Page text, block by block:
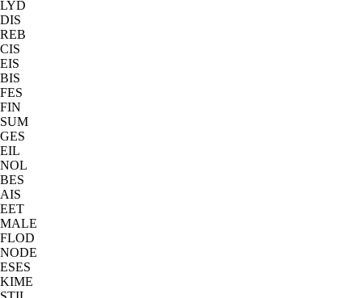
LYD
DIS
REB
CIS
EIS
BIS
FES
FIN
SUM
GES
EIL
NOL
BES
AIS
EET
MALE
FLOD
NODE
ESES
KIME